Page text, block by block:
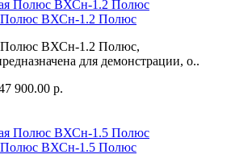
Полюс ВХСн-1.2 Полюс
Полюс ВХСн-1.2 Полюс,
для демонстрации, о..
900.00 р.
Полюс ВХСн-1.5 Полюс